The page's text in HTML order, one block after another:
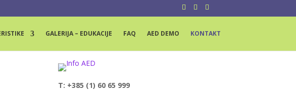
GALERIJA – EDUKACIJE FAQ AED DEMO KONTAKT
T: +385 (1) 60 65 999